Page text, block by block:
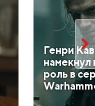
Генри
намекнул
роль в